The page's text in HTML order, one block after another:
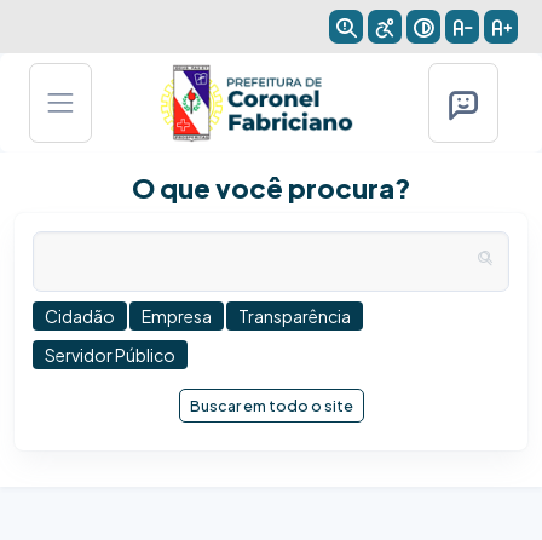
O que você procura?
Cidadão Empresa
Transparência
Servidor Público
Buscar em todo o site